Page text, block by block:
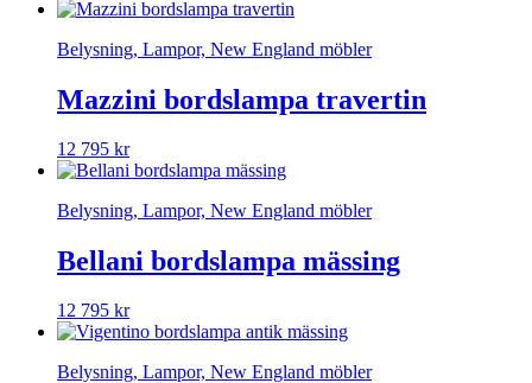
Belysning, Lampor, New England möbler
Mazzini bordslampa travertin
12 795 kr
Belysning, Lampor, New England möbler
Bellani bordslampa mässing
12 795 kr
Belysning, Lampor, New England möbler